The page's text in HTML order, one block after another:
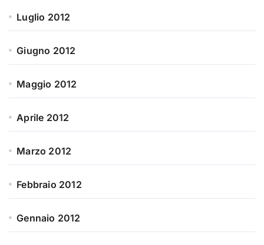
Luglio 2012
Giugno 2012
Maggio 2012
Aprile 2012
Marzo 2012
Febbraio 2012
Gennaio 2012